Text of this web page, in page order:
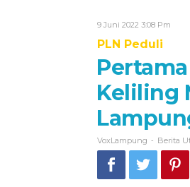
9 Juni 2022 3:08 Pm
PLN Peduli
Keliling
VoxLampung - Berita